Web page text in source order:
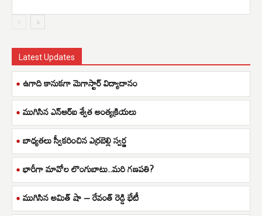
Latest Updates
ఉగాది కానుకగా మెగాస్టార్ విద్యాదానం
ముగిసిన ఎన్ఆర్ఐ శ్వేత అంత్యక్రియలు
బాధ్యతలు స్వీకరించిన ఎర్రబెల్లి స్వర్ణ
భారీగా మావోల లొంగుబాటు..మరి గణపతి?
ముగిసిన అమిత్ షా – రేవంత్ రెడ్డి భేటీ